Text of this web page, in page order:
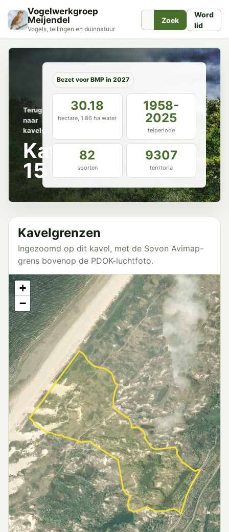
Vogelwerkgroep
Meijendel
Vogels, tellingen en duinnatuur
Zoek
Word
lid
Terug
naar
kavels
Kavel
15
Bezet voor BMP in 2027
30.18
hectare, 1.86 ha water
1958-
2025
telperiode
82
soorten
9307
territoria
Kavelgrenzen
Ingezoomd op dit kavel, met de Sovon Avimap-
grens bovenop de PDOK-luchtfoto.
+
−